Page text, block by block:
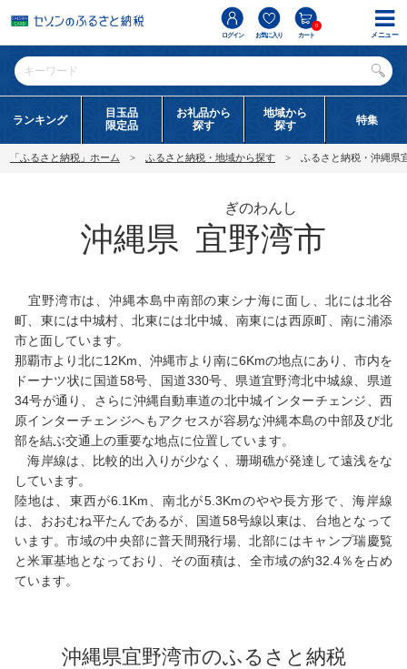
ログイン お気に入り カート
0
ランキング
目玉品
限定品
お礼品から
探す
地域から
探す
特集
「ふるさと納税」ホーム ふるさと納税・地域から探す ふるさと納税・沖縄県
沖縄県 宜野湾市
ぎのわんし
宜野湾市は、沖縄本島中南部の東シナ海に面し、北には北谷
町、東には中城村、北東には北中城、南東には西原町、南に浦添
市と面しています。
那覇市より北に12Km、沖縄市より南に6Kmの地点にあり、市内を
ドーナツ状に国道58号、国道330号、県道宜野湾北中城線、県道
34号が通り、さらに沖縄自動車道の北中城インターチェンジ、西
原インターチェンジへもアクセスが容易な沖縄本島の中部及び北
部を結ぶ交通上の重要な地点に位置しています。
海岸線は、比較的出入りが少なく、珊瑚礁が発達して遠浅をな
しています。
陸地は、東西が6.1Km、南北が5.3Kmのやや長方形で、海岸線
は、おおむね平たんであるが、国道58号線以東は、台地となって
います。市域の中央部に普天間飛行場、北部にはキャンプ瑞慶覧
と米軍基地となっており、その面積は、全市域の約32.4％を占め
ています。
沖縄県宜野湾市のふるさと納税
メニュー